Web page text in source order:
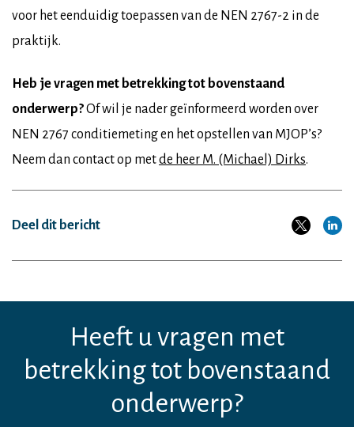
voor het eenduidig toepassen van de NEN 2767-2 in de
praktijk.
Heb je vragen met betrekking tot bovenstaand
onderwerp?Of wil je nader geïnformeerd worden over
NEN 2767 conditiemeting en het opstellen van MJOP’s?
Neem dan contact op metde heer M. (Michael) Dirks.
Deel dit bericht
Heeft u vragen met
betrekking tot bovenstaand
onderwerp?